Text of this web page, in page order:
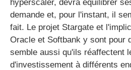
hyperscaler, devra équilibrer
demande et, pour l'instant, il
fait. Le projet Stargate et
Oracle et Softbank y sont pour
semble aussi qu'ils réaffectent
d'investissement à différents